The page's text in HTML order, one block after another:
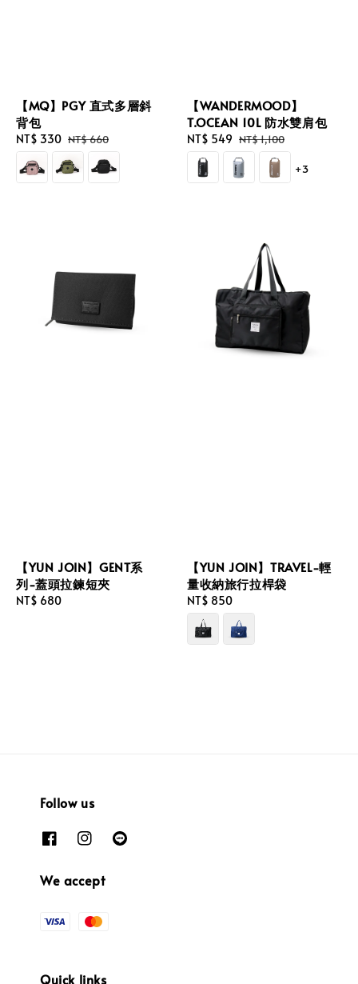
【MQ】PGY 直式多層斜
背包
Sale
price
NT$ 330 Regular
price
NT$ 660
【WANDERMOOD】
T.OCEAN 10L 防水雙肩包
Sale
price
NT$ 549 Regular
price
NT$ 1,100
+3
【YUN JOIN】GENT系
列-蓋頭拉鍊短夾
Regular
NT$ 680
【YUN JOIN】TRAVEL-輕
量收納旅行拉桿袋
Regular
price
NT$ 850
Follow us
We accept
Quick links